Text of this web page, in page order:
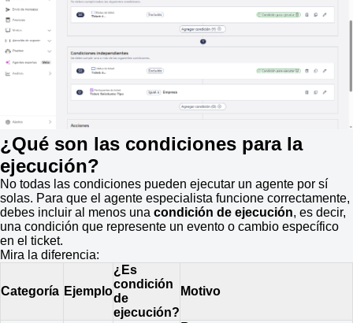
¿Qué son las condiciones para la
ejecución?
No todas las condiciones pueden ejecutar un agente por sí
solas. Para que el agente especialista funcione correctamente,
debes incluir al menos una condición de ejecución, es decir,
una condición que represente un evento o cambio específico
en el ticket.
Mira la diferencia:
Categoría Ejemplo
¿Es
condición
de
ejecución?
Motivo